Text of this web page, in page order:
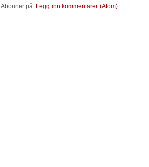
Abonner på: Legg inn kommentarer (Atom)